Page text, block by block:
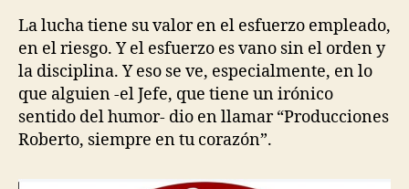
La lucha tiene su valor en el esfuerzo empleado,
en el riesgo. Y el esfuerzo es vano sin el orden y
la disciplina. Y eso se ve, especialmente, en lo
que alguien -el Jefe, que tiene un irónico
sentido del humor- dio en llamar “Producciones
Roberto, siempre en tu corazón”.